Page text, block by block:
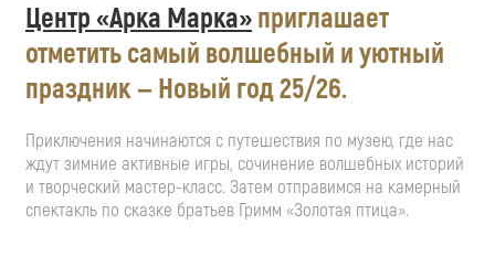
Центр «Арка Марка»приглашает
отметить самый волшебный и уютный
праздник — Новый год 25/26.
Приключения начинаются с путешествия по музею, где нас
ждут зимние активные игры, сочинение волшебных историй
и творческий мастер-класс. Затем отправимся на камерный
спектакль по сказке братьев Гримм «Золотая птица».